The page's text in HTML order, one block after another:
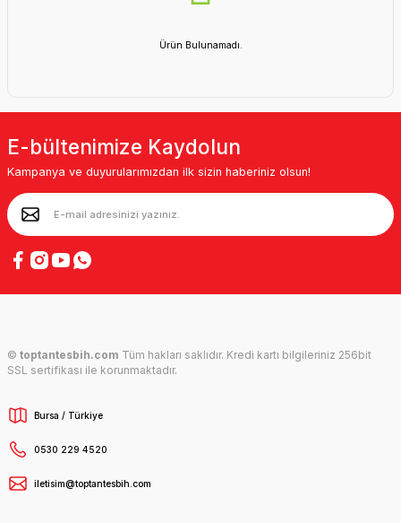
Ürün Bulunamadı.
E-bültenimize Kaydolun
Kampanya ve duyurularımızdan ilk sizin haberiniz olsun!
© toptantesbih.com Tüm hakları saklıdır. Kredi kartı bilgileriniz 256bit
SSL sertifikası ile korunmaktadır.
Bursa / Türkiye
0530 229 4520
iletisim@toptantesbih.com